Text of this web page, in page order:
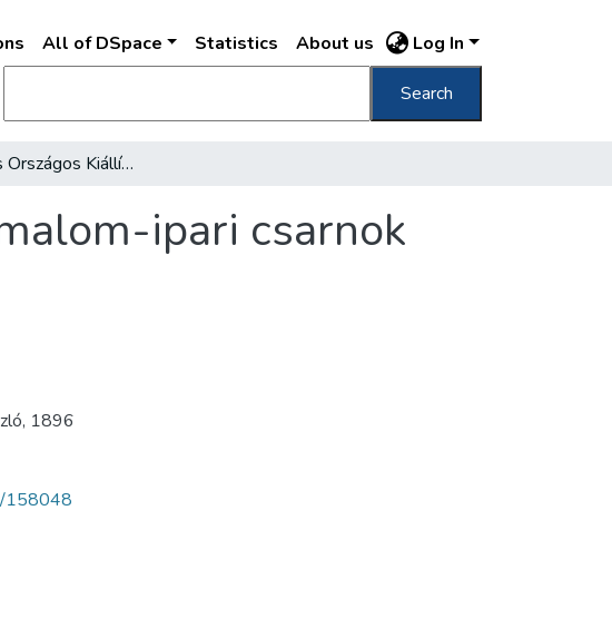
All of DSpace Statistics About us Log In
Search
[Ezredéves Országos Kiállítás, 1896] malom-ipari csarnok
ipari csarnok
, 1896
158048